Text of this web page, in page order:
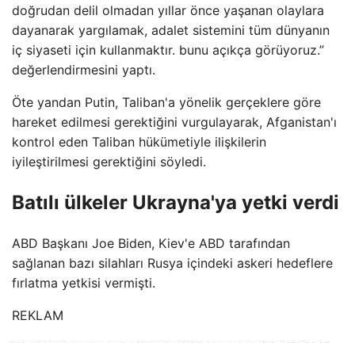
doğrudan delil olmadan yıllar önce yaşanan olaylara
dayanarak yargılamak, adalet sistemini tüm dünyanın
iç siyaseti için kullanmaktır. bunu açıkça görüyoruz.”
değerlendirmesini yaptı.
Öte yandan Putin, Taliban'a yönelik gerçeklere göre
hareket edilmesi gerektiğini vurgulayarak, Afganistan'ı
kontrol eden Taliban hükümetiyle ilişkilerin
iyileştirilmesi gerektiğini söyledi.
Batılı ülkeler Ukrayna'ya yetki verdi
ABD Başkanı Joe Biden, Kiev'e ABD tarafından
sağlanan bazı silahları Rusya içindeki askeri hedeflere
fırlatma yetkisi vermişti.
REKLAM